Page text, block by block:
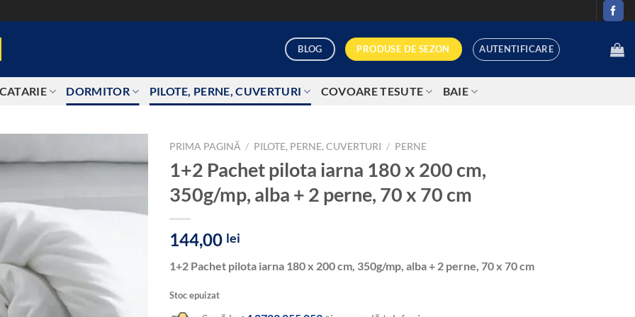
BLOG PRODUSE DE SEZON AUTENTIFICARE
DORMITOR PILOTE, PERNE, CUVERTURI COVOARE TESUTE BAIE
PRIMA PAGINĂ / PILOTE, PERNE, CUVERTURI / PERNE
1+2 Pachet pilota iarna 180 x 200 cm,
350g/mp, alba + 2 perne, 70 x 70 cm
144,00 lei
1+2 Pachet pilota iarna 180 x 200 cm, 350g/mp, alba + 2 perne, 70 x 70 cm
Stoc epuizat